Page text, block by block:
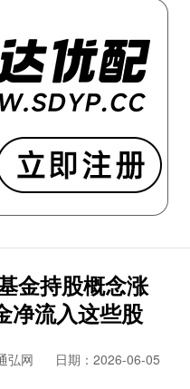
金持股概念涨
净流入这些股
弘网
日期：2026-06-05